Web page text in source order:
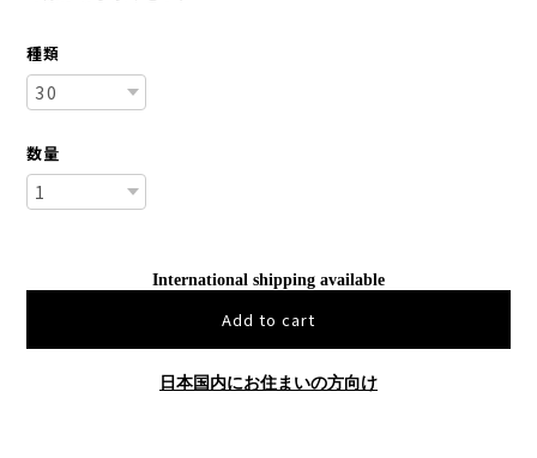
種類
数量
International shipping available
Add to cart
日本国内にお住まいの方向け